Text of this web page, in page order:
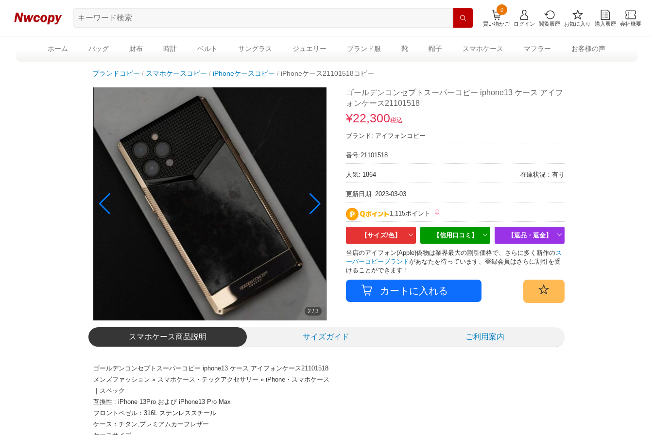
買い物かご
0
ログイン 閲覧履歴 お気に入り 購入履歴 会社概要
ホーム バッグ 財布 時計 ベルト サングラス ジュエリー ブランド服 靴 帽子 スマホケース マフラー お客様の声
ブランドコピー スマホケースコピー iPhoneケースコピー iPhoneケース21101518コピー
3 /3
ゴールデンコンセプトスーパーコピー iphone13 ケース アイフ
ォンケース21101518
¥22,300税込
ブランド: アイフォンコピー
番号:21101518
人気: 1864 在庫状況：有り
更新日期: 2023-03-03
1,115ポイント
【サイズ/色】 【信用口コミ】 【返品・返金】
当店のアイフォン(Apple)偽物は業界最大の割引価格で、さらに多く新作のス
ーパーコピーブランドがあなたを待っています、登録会員はさらに割引を受
けることができます！
スマホケース商品説明 サイズガイド ご利用案内
ゴールデンコンセプトスーパーコピー iphone13 ケース アイフォンケース21101518
メンズファッション » スマホケース・テックアクセサリー » iPhone・スマホケース
｜スペック
互換性 : iPhone 13Pro および iPhone13 Pro Max
フロントベゼル：316L ステンレススチール
ケース：チタン,プレミアムカーフレザー